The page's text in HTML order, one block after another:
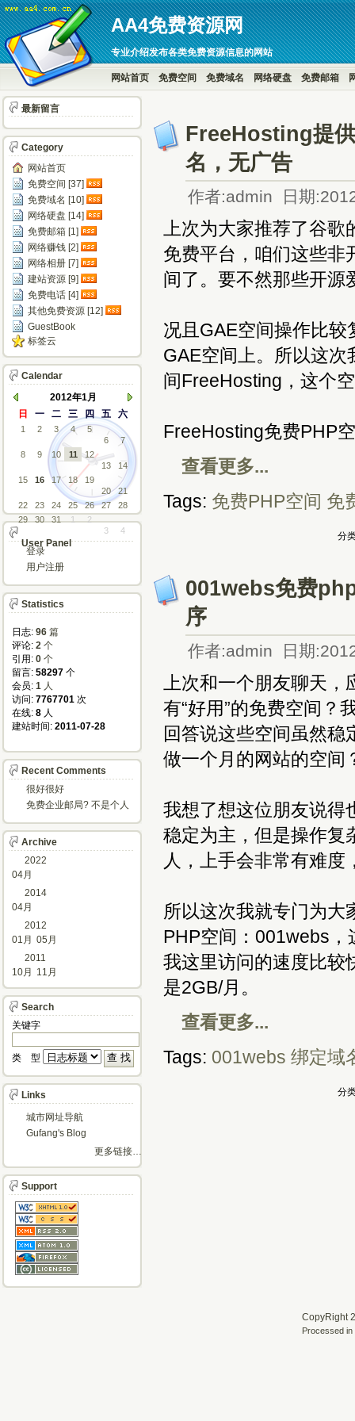
AA4免费资源网
专业介绍发布各类免费资源信息的网站
网站首页 免费空间 免费域名 网络硬盘 免费邮箱
FreeHosting提
名，无广告
作者:admin 日期
上次为大家推荐了谷
免费平台，咱们这些非
间了。要不然那些开源
况且GAE空间操作比
GAE空间上。所以这
间FreeHosting，这个
FreeHosting免费PHP
查看更多...
Tags: 免费PHP空间 免
分
001webs免费
序
作者:admin 日期
上次和一个朋友聊天
有“好用”的免费空间？
回答说这些空间虽然稳
做一个月的网站的空间
我想了想这位朋友说得
稳定为主，但是操作复
人，上手会非常有难
所以这次我就专门为大
PHP空间：001webs
我这里访问的速度比较
是2GB/月。
查看更多...
Tags: 001webs 绑定域
分
最新留言
Category
网站首页
免费空间 [37]
免费域名 [10]
网络硬盘 [14]
免费邮箱 [1]
网络赚钱 [2]
网络相册 [7]
建站资源 [9]
免费电话 [4]
其他免费资源 [12]
GuestBook
标签云
Calendar
2012年1月
日
一 二 三 四 五 六
1 2 3 4
5
6
7
8
9 10 11
12
13
14
15
16 17 18
19
20
21
22
23 24 25 26 27
28
29
30 31 1
2
3
4
User Panel
登录
用户注册
Statistics
日志: 96 篇
评论: 2 个
引用: 0 个
留言: 58297 个
会员: 1 人
访问: 7767701 次
在线: 8 人
建站时间: 2011-07-28
Recent Comments
很好很好
免费企业邮局? 不是个人
Archive
2022
04月
2014
04月
2012
01月 05月
2011
10月
11月
Search
关键字
类 型
Links
城市网址导航
Gufang's Blog
更多链接…
Support
CopyRight
Processed in